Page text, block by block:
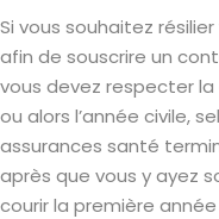
Si vous souhaitez
afin de souscrire un
vous devez respecter
ou alors l’année civile,
assurances santé
après que vous y ayez
courir la première